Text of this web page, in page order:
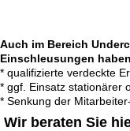
Auch im Bereich
Einschleusungen
* qualifizierte verdeckte
* ggf. Einsatz stationärer
* Senkung der
Wir beraten Sie